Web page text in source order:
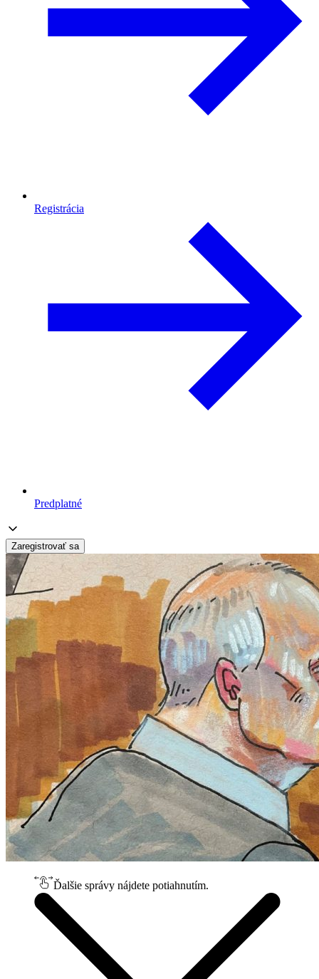
Registrácia
Predplatné
Zaregistrovať sa
Ďalšie správy nájdete potiahnutím.